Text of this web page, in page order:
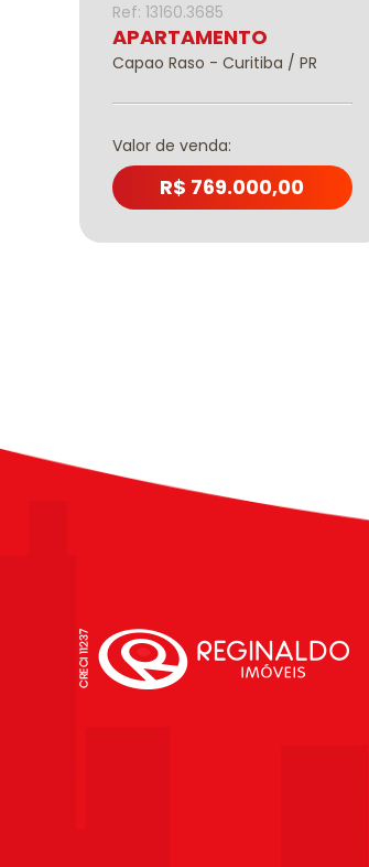
Ref: 13160.3685
APARTAMENTO
Capao Raso - Curitiba / PR
Valor de venda:
R$ 769.000,00